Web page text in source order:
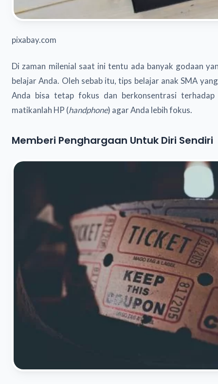
pixabay.com
Di zaman milenial saat ini tentu ada banyak godaan
belajar Anda. Oleh sebab itu, tips belajar anak SMA
Anda bisa tetap fokus dan berkonsentrasi terhadap
matikanlah HP (handphone) agar Anda lebih fokus.
Memberi Penghargaan Untuk Diri Sendiri